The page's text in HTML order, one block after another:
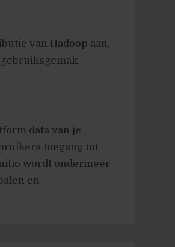
van Hadoop aan,
data van je
toegang tot
wordt ondermeer
en